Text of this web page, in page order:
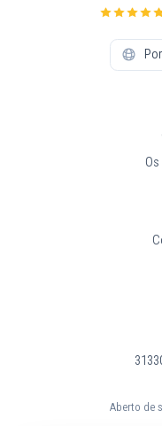
Aberto de